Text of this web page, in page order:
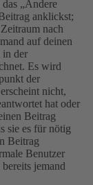
„Ändere
anklickst;
nach
auf deinen
in der
Es wird
der
nicht,
hat oder
Beitrag
sie es für nötig
Beitrag
Benutzer
jemand